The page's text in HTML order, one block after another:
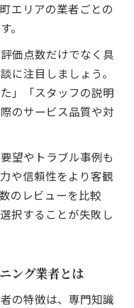
エリアの業者ごとの
。
価点数だけでなく具
に注目しましょう。
」「スタッフの説明
のサービス品質や対
望やトラブル事例も
や信頼性をより客観
のレビューを比較
択することが失敗し
ング業者とは
の特徴は、専門知識